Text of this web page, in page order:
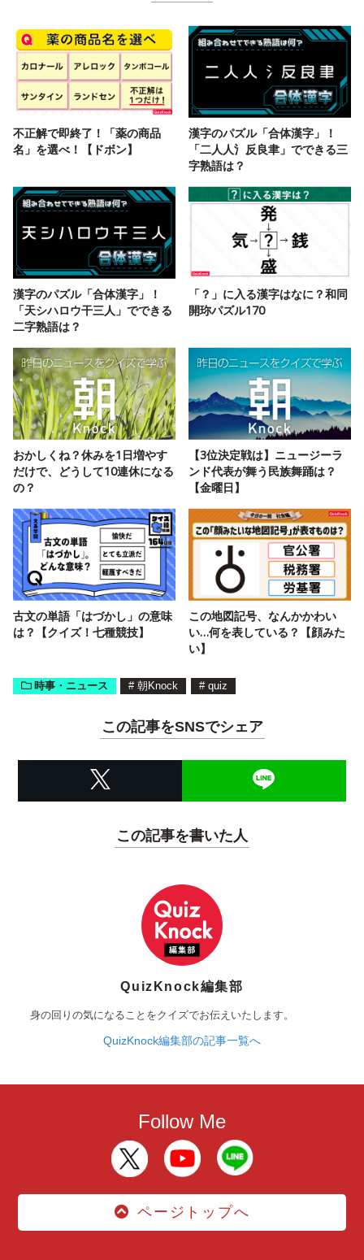
不正解で即終了！「薬の商品
名」を選べ！【ドボン】
漢字のパズル「合体漢字」！
「二人人氵反良聿」でできる三
字熟語は？
漢字のパズル「合体漢字」！
「天シハロウ干三人」でできる
二字熟語は？
「？」に入る漢字はなに？和同
開珎パズル170
おかしくね？休みを1日増やす
だけで、どうして10連休になる
の？
【3位決定戦は】ニュージーラ
ンド代表が舞う民族舞踊は？
【金曜日】
古文の単語「はづかし」の意味
は？【クイズ！七種競技】
この地図記号、なんかかわい
い…何を表している？【顔みた
い】
時事・ニュース # 朝Knock # quiz
この記事をSNSでシェア
この記事を書いた人
QuizKnock編集部
身の回りの気になることをクイズでお伝えいたします。
QuizKnock編集部の記事一覧へ
Follow Me
ページトップへ